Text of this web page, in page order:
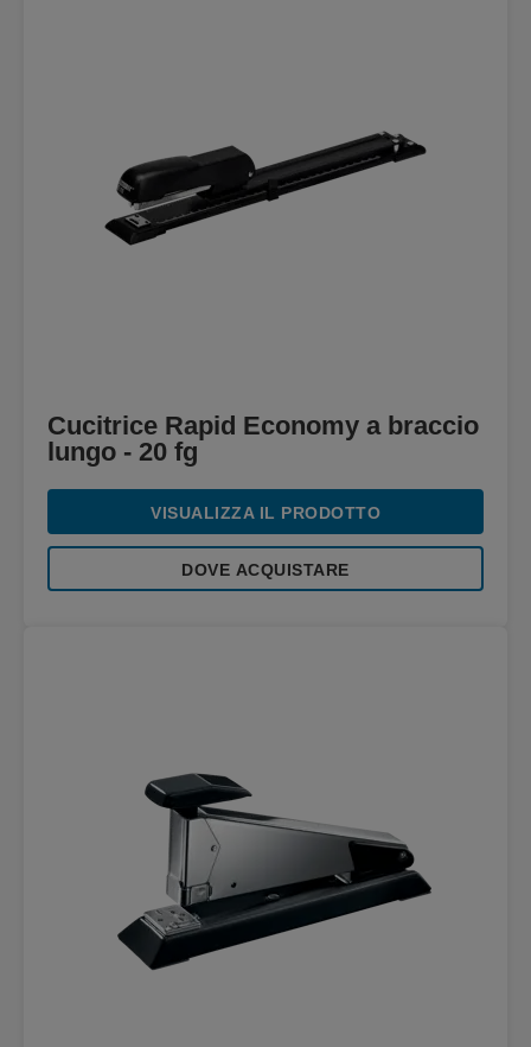
Cucitrice Rapid Economy a braccio
lungo - 20 fg
VISUALIZZA IL PRODOTTO
DOVE ACQUISTARE